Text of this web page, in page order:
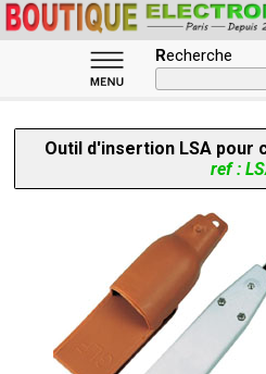
Recherche
Outil d'insertion LSA pour
ref :